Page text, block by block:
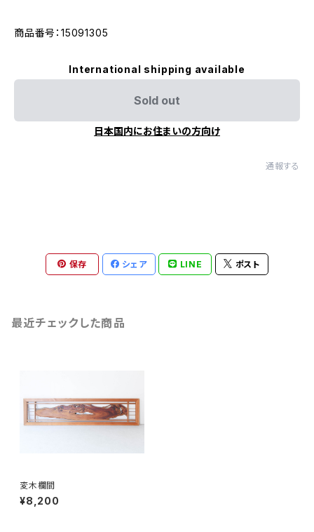
商品番号：15091305
International shipping available
Sold out
日本国内にお住まいの方向け
通報する
保存 シェア LINE ポスト
最近チェックした商品
変木欄間
¥8,200